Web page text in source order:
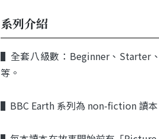
系列介紹
▌ 全套八級數： Beginner、 Starter、
等。
▌BBC Earth 系列為 non-fiction 讀本